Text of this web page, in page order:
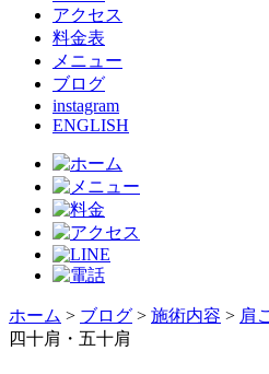
アクセス
料金表
メニュー
ブログ
instagram
ENGLISH
ホーム > ブログ > 施術内容 > 肩
四十肩・五十肩